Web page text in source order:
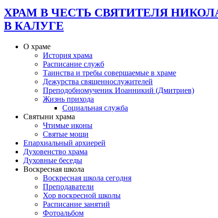
ХРАМ В ЧЕСТЬ СВЯТИТЕЛЯ
В КАЛУГЕ
О храме
История храма
Расписание служб
Таинства и требы совершаемые в храме
Дежурства священнослужителей
Преподобномученик Иоанникий (Дмитриев)
Жизнь прихода
Социальная служба
Святыни храма
Чтимые иконы
Святые мощи
Епархиальный архиерей
Духовенство храма
Духовные беседы
Воскресная школа
Воскресная школа сегодня
Преподаватели
Хор воскресной школы
Расписание занятий
Фотоальбом